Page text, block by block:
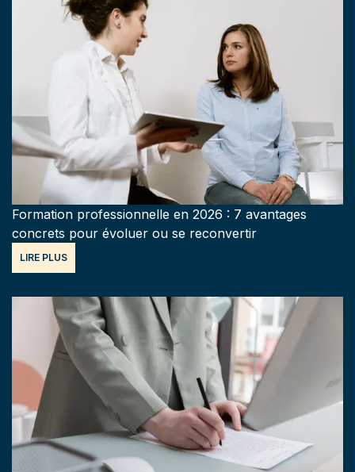
Formation professionnelle en 2026 : 7 avantages
concrets pour évoluer ou se reconvertir
LIRE PLUS